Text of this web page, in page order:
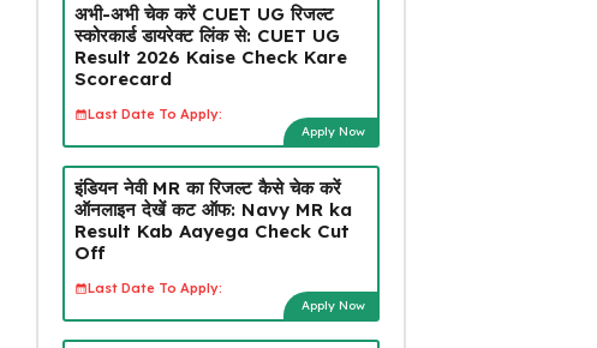
अभी-अभी चेक करें CUET UG रिजल्ट
स्कोरकार्ड डायरेक्ट लिंक से: CUET UG
Result 2026 Kaise Check Kare
Scorecard
Last Date To Apply:
Apply Now
इंडियन नेवी MR का रिजल्ट कैसे चेक करें
ऑनलाइन देखें कट ऑफ: Navy MR ka
Result Kab Aayega Check Cut
Off
Last Date To Apply:
Apply Now